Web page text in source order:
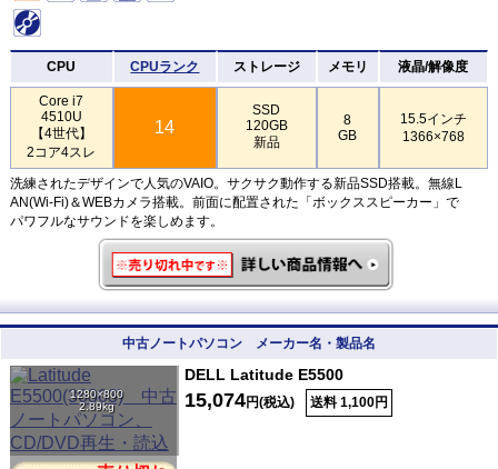
CPU CPUランク ストレージ メモリ 液晶/解像度
Core i7
4510U
【4世代】
2コア4スレ
14
SSD
120GB
新品
8
GB
15.5インチ
1366×768
洗練されたデザインで人気のVAIO。サクサク動作する新品SSD搭載。無線L
AN(Wi-Fi)＆WEBカメラ搭載。前面に配置された「ボックススピーカー」で
パワフルなサウンドを楽しめます。
中古ノートパソコン メーカー名・製品名
1280×800
2.89kg
DELL Latitude E5500
15,074円(税込) 送料 1,100円